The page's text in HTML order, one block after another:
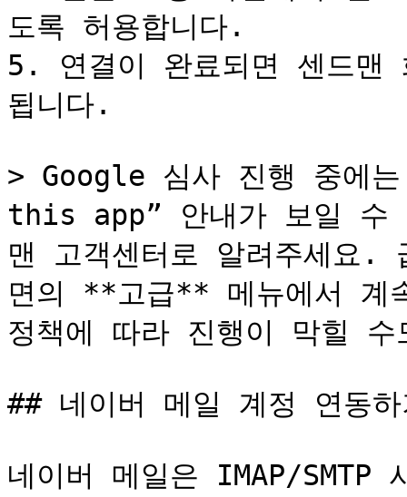
도록 허용합니다.
5. 연결이 완료되면 센드맨
됩니다.
> Google 심사 진행 중
this app” 안내가 보일 수
맨 고객센터로 알려주세요.
면의 **고급** 메뉴에서 계
정책에 따라 진행이 막힐
## 네이버 메일 계정 연동하
네이버 메일은 IMAP/SMTP